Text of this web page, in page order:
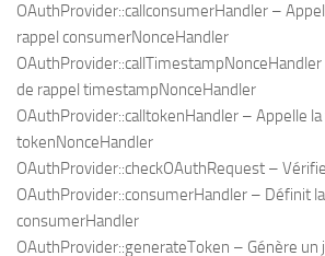
OAuthProvider::callconsumerHandler –
rappel consumerNonceHandler
de rappel timestampNonceHandler
OAuthProvider::calltokenHandler – Appelle
tokenNonceHandler
OAuthProvider::checkOAuthRequest –
OAuthProvider::consumerHandler – Définit
consumerHandler
OAuthProvider::generateToken – Génère un